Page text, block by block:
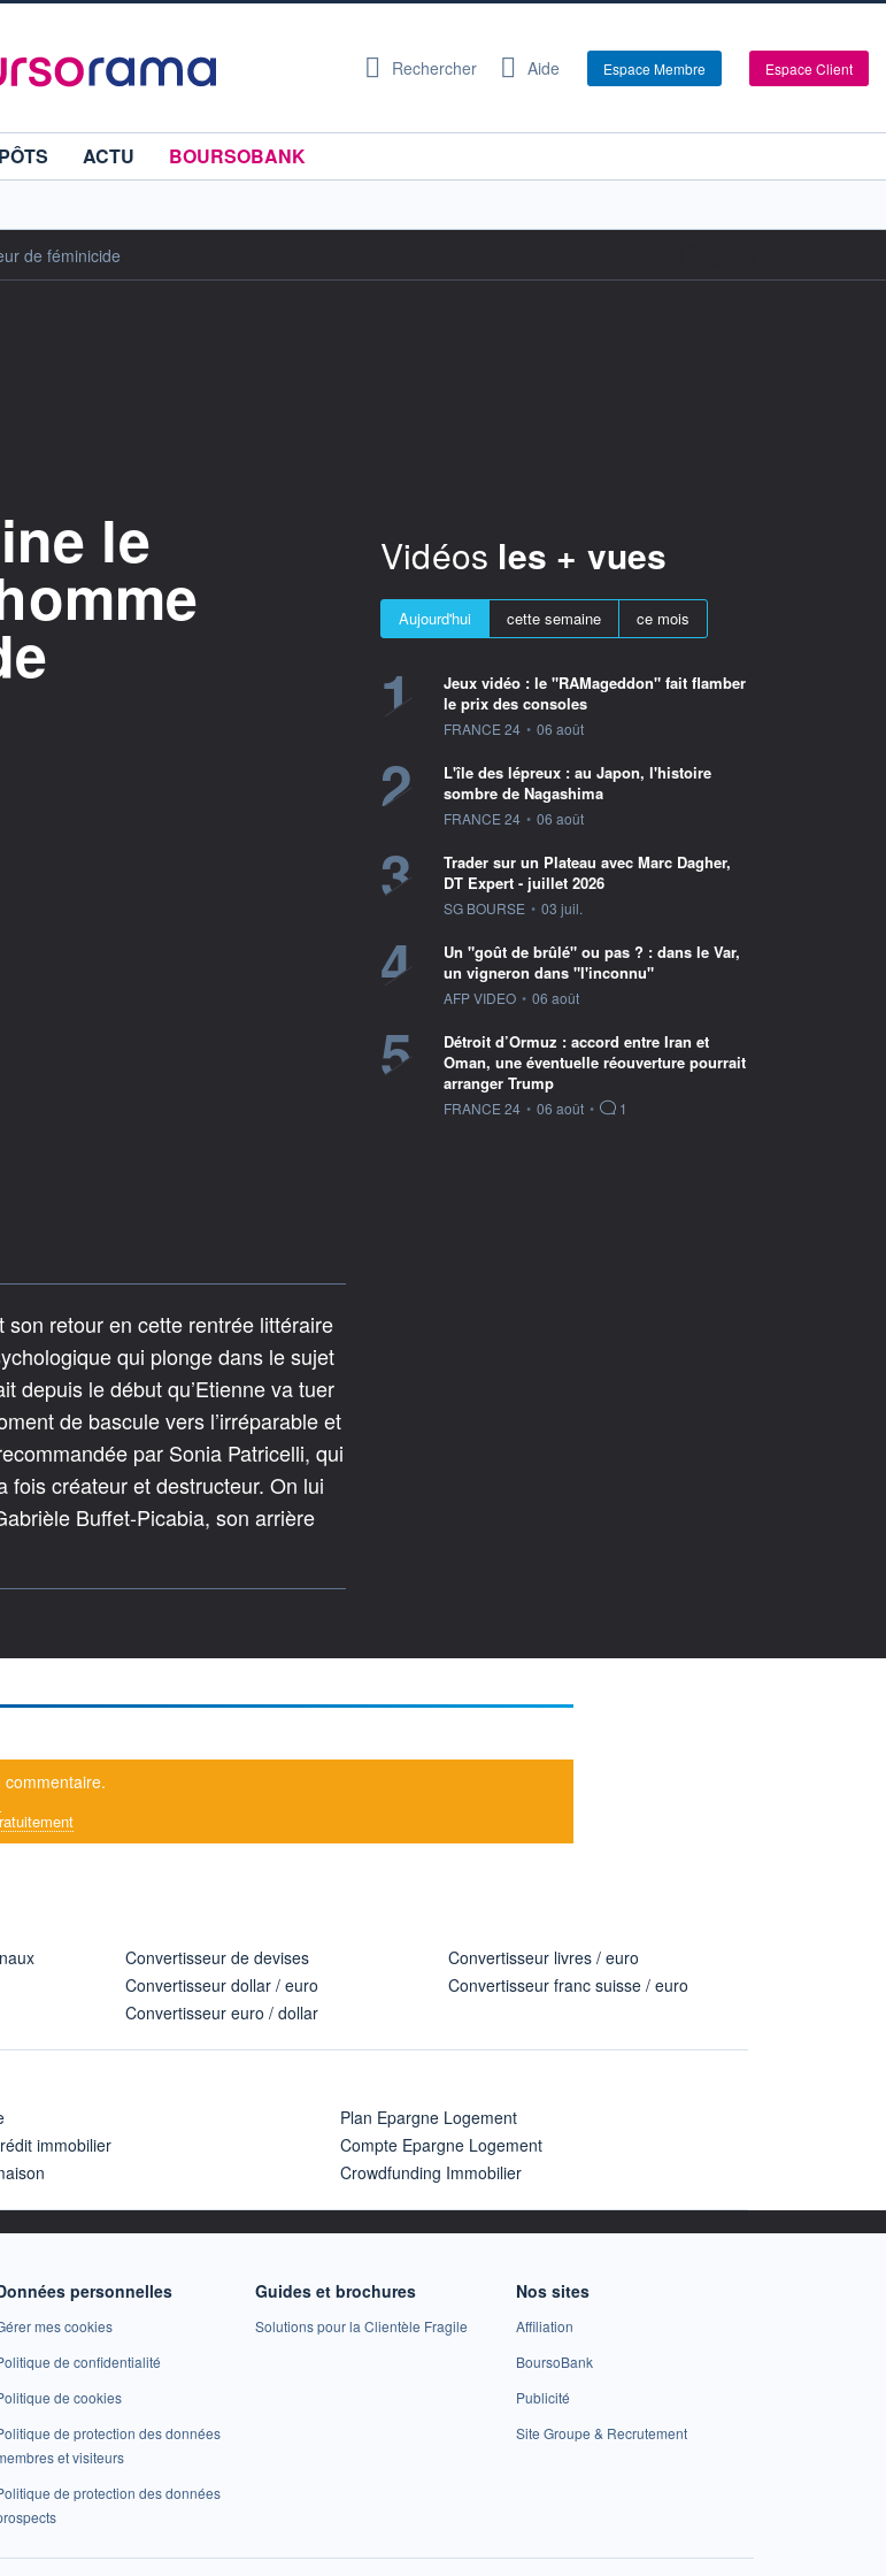
Rechercher Aide Espace Membre Espace Client
ACTU
BOURSOBANK
de féminicide
le
son retour en cette rentrée littéraire
qui plonge dans le sujet
depuis le début qu’Etienne va tuer
de bascule vers l’irréparable et
par Sonia Patricelli, qui
fois créateur et destructeur. On lui
Buffet-Picabia, son arrière
Vidéos les + vues
Aujourd'hui cette semaine ce mois
1
Jeux vidéo : le "RAMageddon" fait flamber
le prix des consoles
information fournie par
FRANCE 24 • 06 août
2
L'île des lépreux : au Japon, l'histoire
sombre de Nagashima
information fournie par
FRANCE 24 • 06 août
3
Trader sur un Plateau avec Marc Dagher,
DT Expert - juillet 2026
information fournie par
SG BOURSE • 03 juil.
4
Un "goût de brûlé" ou pas ? : dans le Var,
un vigneron dans "l'inconnu"
information fournie par
AFP VIDEO • 06 août
5
Détroit d’Ormuz : accord entre Iran et
Oman, une éventuelle réouverture pourrait
arranger Trump
information fournie par
FRANCE 24 • 06 août • 1
Convertisseur de devises
Convertisseur dollar / euro
Convertisseur euro / dollar
Convertisseur livres / euro
Convertisseur franc suisse / euro
immobilier
Plan Epargne Logement
Compte Epargne Logement
Crowdfunding Immobilier
personnelles
mes cookies
de confidentialité
de cookies
de protection des données
et visiteurs
de protection des données
Guides et brochures
Solutions pour la Clientèle Fragile
Nos sites
Affiliation
BoursoBank
Publicité
Site Groupe & Recrutement